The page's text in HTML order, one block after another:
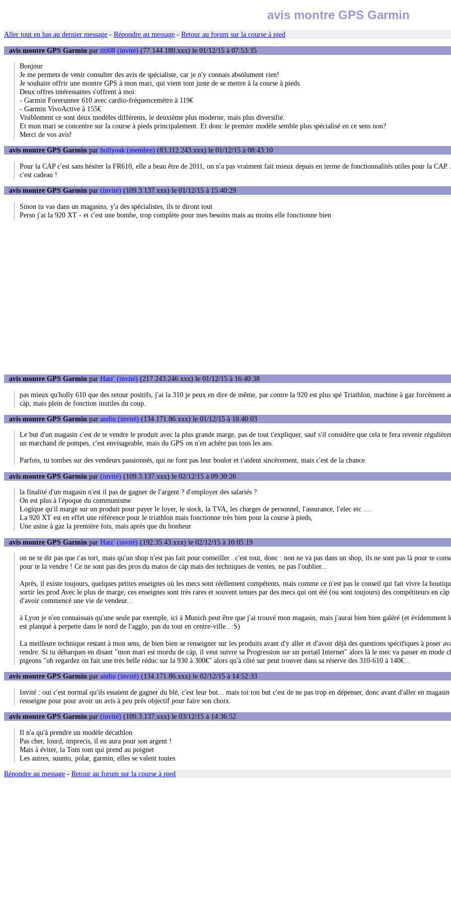
avis montre GPS Garmin
Aller tout en bas au dernier message - Répondre au message - Retour au forum sur la course à pied
avis montre GPS Garmin par titi08 (invité) (77.144.180.xxx) le 01/12/15 à 07:53:35
Bonjour
Je me permets de venir consulter des avis de spécialiste, car je n'y connais absolument rien!
Je souhaite offrir une montre GPS à mon mari, qui vient tout juste de se mettre à la course à pieds.
Deux offres intéressantes s'offrent à moi:
- Garmin Forerunner 610 avec cardio-fréquencemètre à 119€
- Garmin VivoActive à 155€
Visiblement ce sont deux modèles différents, le deuxième plus moderne, mais plus diversifié.
Et mon mari se concentre sur la course à pieds principalement. Et donc le premier modèle semble plus spécialisé en ce sens non?
Merci de vos avis!
avis montre GPS Garmin par hollyoak (membre) (83.112.243.xxx) le 01/12/15 à 08:43:10
Pour la CAP c'est sans hésiter la FR610, elle a beau être de 2011, on n'a pas vraiment fait mieux depuis en terme de fonctionnalités utiles pour la
c'est cadeau !
avis montre GPS Garmin par (invité) (109.3.137.xxx) le 01/12/15 à 15:40:29
Sinon tu vas dans un magasins, y'a des spécialistes, ils te diront tout
Perso j'ai la 920 XT - et c'est une bombe, trop complète pour mes besoins mais au moins elle fonctionne bien
avis montre GPS Garmin par Hatz' (invité) (217.243.246.xxx) le 01/12/15 à 16:40:38
pas mieux qu'holly 610 que des retour positifs, j'ai la 310 je peux en dire de même, par contre la 920 est plus spé Triathlon, machine à gaz forcément
càp, mais plein de fonction inutiles du coup.
avis montre GPS Garmin par andin (invité) (134.171.86.xxx) le 01/12/15 à 18:40:03
Le but d'un magasin c'est de te vendre le produit avec la plus grande marge, pas de tout t'expliquer, sauf s'il considère que cela te fera revenir
un marchand de pompes, c'est envisageable, mais du GPS on n'en achète pas tous les ans.
Parfois, tu tombes sur des vendeurs passionnés, qui ne font pas leur boulot et t'aident sincèrement, mais c'est de la chance.
avis montre GPS Garmin par (invité) (109.3.137.xxx) le 02/12/15 à 09:30:26
la finalité d'un magasin n'est il pas de gagner de l'argent ? d'employer des salariés ?
On est plus à l'époque du communisme
Logique qu'il marge sur un produit pour payer le loyer, le stock, la TVA, les charges de personnel, l'assurance, l'elec etc ....
La 920 XT est en effet une référence pour le triathlon mais fonctionne très bien pour la course à pieds,
Une usine à gaz la première fois, mais après que du bonheur
avis montre GPS Garmin par Hatz' (invité) (192.35.43.xxx) le 02/12/15 à 10:05:19
on ne te dit pas que t'as tort, mais qu'un shop n'est pas fait pour conseiller...c'est tout, donc : non ne va pas dans un shop, ils ne sont pas là pour te
pour te la vendre ! Ce ne sont pas des pros du matos de càp mais des techniques de ventes, ne pas l'oublier...
Après, il existe toujours, quelques petites enseignes où les mecs sont réellement compétents, mais comme ce n'est pas le conseil qui fait vivre la
sortir les prod Avec le plus de marge, ces enseignes sont très rares et souvent tenues par des mecs qui ont été (ou sont toujours) des compétiteurs en
d'avoir commencé une vie de vendeur...
à Lyon je n'en connaissais qu'une seule par exemple, ici à Munich peut être que j'ai trouvé mon magasin, mais j'aurai bien bien galéré (et évidemment
est planqué à perpette dans le nord de l'agglo, pas du tout en centre-ville...:S)
La meilleure technique restant à mon sens, de bien bien se renseigner sur les produits avant d'y aller et d'avoir déjà des questions spécifiques à poser
rendre. Si tu débarques en disant "mon mari est mordu de càp, il veut suivre sa Progression sur un portail Internet" alors là le mec va passer en mode
pigeons "oh regardez on fait une très belle réduc sur la 930 à 300€" alors qu'à côté sur peut trouver dans sa réserve des 310-610 à 140€...
avis montre GPS Garmin par andin (invité) (134.171.86.xxx) le 02/12/15 à 14:52:33
Invité : oui c'est normal qu'ils essaient de gagner du blé, c'est leur but... mais toi ton but c'est de ne pas trop en dépenser, donc avant d'aller en magasin
renseigne pour pour avoir un avis à peu près objectif pour faire son choix.
avis montre GPS Garmin par (invité) (109.3.137.xxx) le 03/12/15 à 14:36:52
Il n'a qu'à prendre un modèle décathlon
Pas cher, lourd, imprecis, il en aura pour son argent !
Mais à éviter, la Tom tom qui prend au poignet
Les autres, suunto, polar, garmin, elles se valent toutes
Répondre au message - Retour au forum sur la course à pied